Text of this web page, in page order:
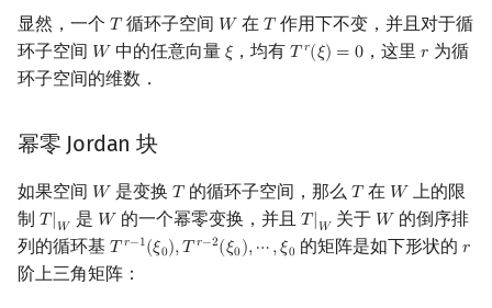
显然，一个 𝑇
T 循环子空间 𝑊
W 在𝑇
T 作用下不变，并且对于循
环子空间 𝑊
W中的任意向量 𝜉
ξ，均有 𝑇 𝑟(𝜉) = 0
Tr( ξ)= 0 ，这里𝑟
r 为循
环子空间的维数．
幂零 Jordan 块
如果空间 𝑊
W是变换 𝑇
T 的循环子空间，那么𝑇
T 在 𝑊
W 上的限
制 𝑇 |𝑊
T| W 是 𝑊
W的一个幂零变换，并且 𝑇|𝑊
T| W 关于 𝑊
W 的倒序排
列的循环基 𝑇 𝑟−1(𝜉0),𝑇 𝑟−2(𝜉0),⋯,𝜉0
Tr− (ξ0),Tr−2 ξ0),⋯ ξ0 的矩阵是如下形状的𝑟
r
阶上三角矩阵：